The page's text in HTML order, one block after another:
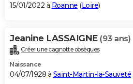
15/01/2022 à Roanne (Loire)
Jeanine LASSAIGNE (93 ans)
Créer une cagnotte obsèques
Naissance
04/07/1928 à Saint-Martin-la-Sauveté